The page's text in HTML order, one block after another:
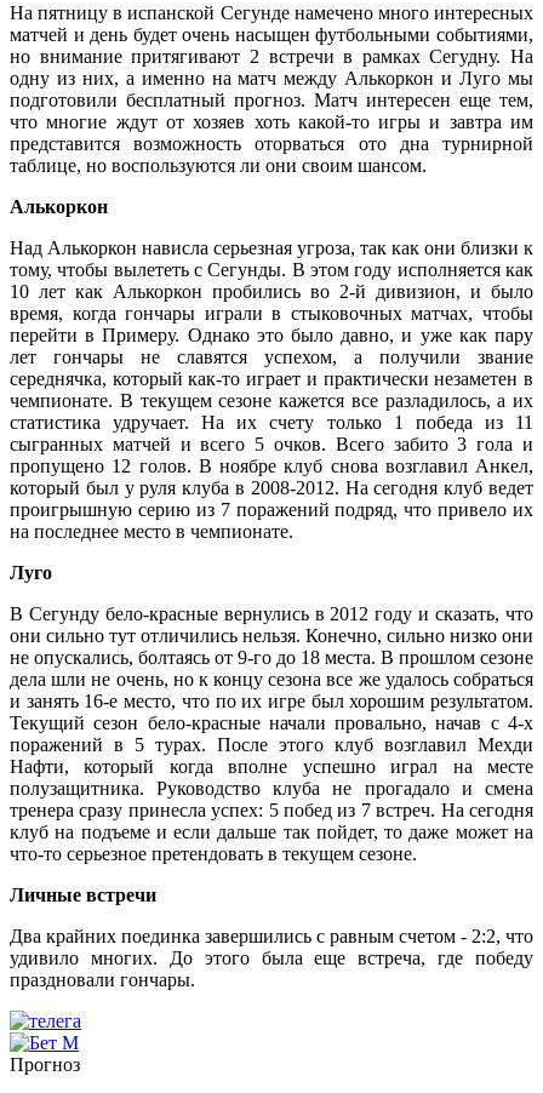
На пятницу в испанской Сегунде намечено много интересных
матчей и день будет очень насыщен футбольными событиями,
но внимание притягивают 2 встречи в рамках Сегудну. На
одну из них, а именно на матч между Алькоркон и Луго мы
подготовили бесплатный прогноз. Матч интересен еще тем,
что многие ждут от хозяев хоть какой-то игры и завтра им
представится возможность оторваться ото дна турнирной
таблице, но воспользуются ли они своим шансом.
Алькоркон
Над Алькоркон нависла серьезная угроза, так как они близки к
тому, чтобы вылететь с Сегунды. В этом году исполняется как
10 лет как Алькоркон пробились во 2-й дивизион, и было
время, когда гончары играли в стыковочных матчах, чтобы
перейти в Примеру. Однако это было давно, и уже как пару
лет гончары не славятся успехом, а получили звание
середнячка, который как-то играет и практически незаметен в
чемпионате. В текущем сезоне кажется все разладилось, а их
статистика удручает. На их счету только 1 победа из 11
сыгранных матчей и всего 5 очков. Всего забито 3 гола и
пропущено 12 голов. В ноябре клуб снова возглавил Анкел,
который был у руля клуба в 2008-2012. На сегодня клуб ведет
проигрышную серию из 7 поражений подряд, что привело их
на последнее место в чемпионате.
Луго
В Сегунду бело-красные вернулись в 2012 году и сказать, что
они сильно тут отличились нельзя. Конечно, сильно низко они
не опускались, болтаясь от 9-го до 18 места. В прошлом сезоне
дела шли не очень, но к концу сезона все же удалось собраться
и занять 16-е место, что по их игре был хорошим результатом.
Текущий сезон бело-красные начали провально, начав с 4-х
поражений в 5 турах. После этого клуб возглавил Мехди
Нафти, который когда вполне успешно играл на месте
полузащитника. Руководство клуба не прогадало и смена
тренера сразу принесла успех: 5 побед из 7 встреч. На сегодня
клуб на подъеме и если дальше так пойдет, то даже может на
что-то серьезное претендовать в текущем сезоне.
Личные встречи
Два крайних поединка завершились с равным счетом - 2:2, что
удивило многих. До этого была еще встреча, где победу
праздновали гончары.
Прогноз